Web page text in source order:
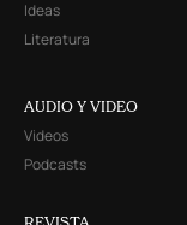
Ideas
Literatura
AUDIO Y VIDEO
Videos
Podcasts